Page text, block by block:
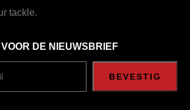
tackle.
DE NIEUWSBRIEF
BEVESTIG